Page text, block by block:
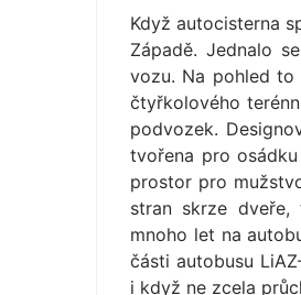
Když autocisterna
Západě. Jednalo
vozu. Na pohled
čtyřkolového
podvozek.
tvořena pro
prostor pro
stran skrze
mnoho let na
části autobusu
i když ne zcela